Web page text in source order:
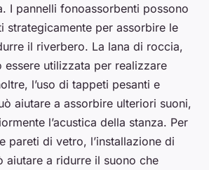
I pannelli fonoassorbenti possono
strategicamente per assorbire le
il riverbero. La lana di roccia,
essere utilizzata per realizzare
l’uso di tappeti pesanti e
aiutare a assorbire ulteriori suoni,
l’acustica della stanza. Per
pareti di vetro, l’installazione di
aiutare a ridurre il suono che